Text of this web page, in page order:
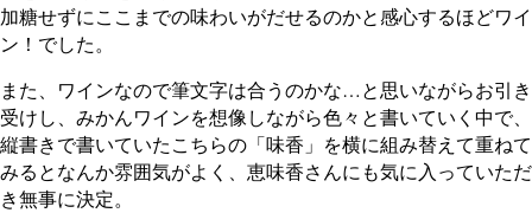
加糖せずにここまでの味わいがだせるのかと感心するほどワイ
ン！でした。
また、ワインなので筆文字は合うのかな…と思いながらお引き
受けし、みかんワインを想像しながら色々と書いていく中で、
縦書きで書いていたこちらの「味香」を横に組み替えて重ねて
みるとなんか雰囲気がよく、恵味香さんにも気に入っていただ
き無事に決定。